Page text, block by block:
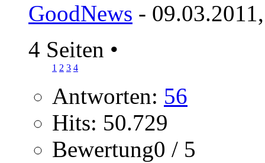
GoodNews -
4 Seiten •
1 2 3 4
Antworten: 56
Hits: 50.729
Bewertung0 / 5